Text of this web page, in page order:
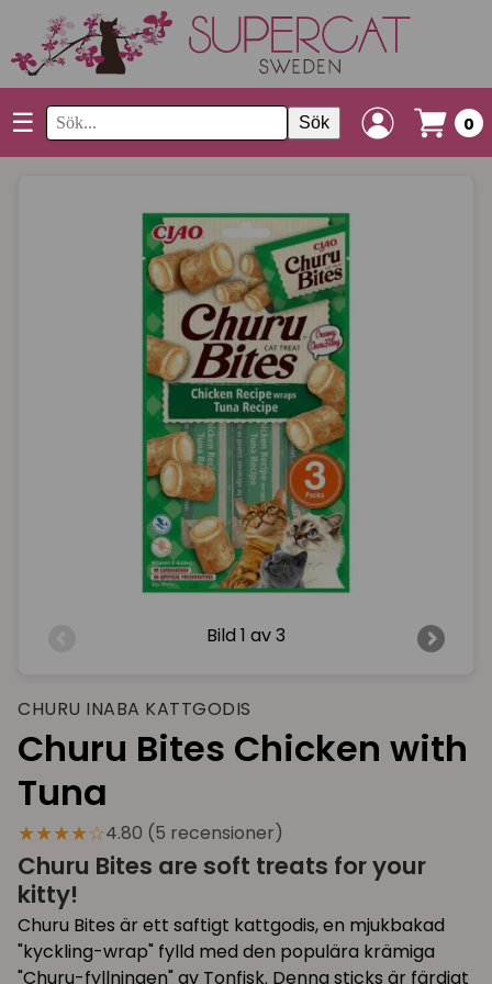
☰ Sök 0
Bild 1 av 3
CHURU INABA KATTGODIS
Churu Bites Chicken with
Tuna
★★★★☆4.80 (5 recensioner)
Churu Bites are soft treats for your
kitty!
Churu Bites är ett saftigt kattgodis, en mjukbakad
"kyckling-wrap" fylld med den populära krämiga
"Churu-fyllningen" av Tonfisk. Denna sticks är färdigt